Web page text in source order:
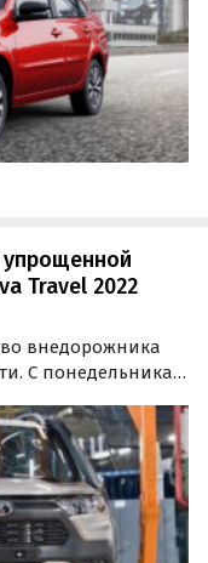
Travel 2022
внедорожника
С понедельника,
и Что» узнал из